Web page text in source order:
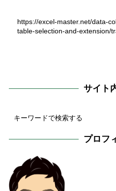
https://excel-master.net/data-
table-selection-and-extension/
サイト
プロフ